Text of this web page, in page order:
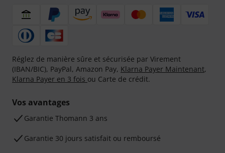
Réglez de manière sûre et sécurisée par Virement
(IBAN/BIC), PayPal, Amazon Pay, Klarna Payer Maintenant,
Klarna Payer en 3 fois ou Carte de crédit.
Vos avantages
Ga­ran­tie Thomann 3 ans
Garantie 30 jours satisfait ou remboursé